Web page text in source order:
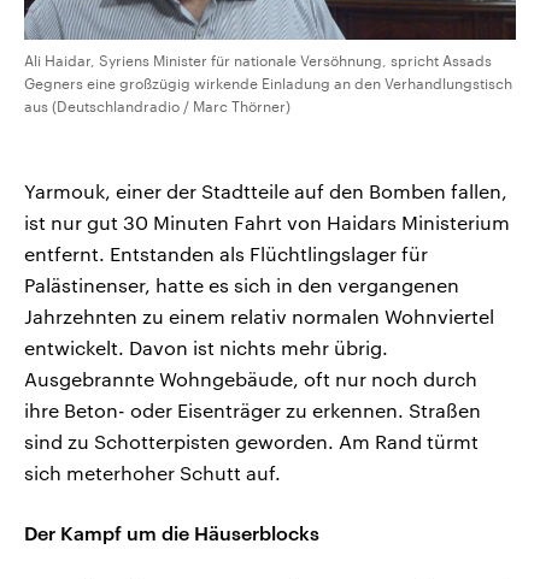
Ali Haidar, Syriens Minister für nationale Versöhnung, spricht Assads
Gegners eine großzügig wirkende Einladung an den Verhandlungstisch
aus (Deutschlandradio / Marc Thörner)
Yarmouk, einer der Stadtteile auf den Bomben fallen,
ist nur gut 30 Minuten Fahrt von Haidars Ministerium
entfernt. Entstanden als Flüchtlingslager für
Palästinenser, hatte es sich in den vergangenen
Jahrzehnten zu einem relativ normalen Wohnviertel
entwickelt. Davon ist nichts mehr übrig.
Ausgebrannte Wohngebäude, oft nur noch durch
ihre Beton- oder Eisenträger zu erkennen. Straßen
sind zu Schotterpisten geworden. Am Rand türmt
sich meterhoher Schutt auf.
Der Kampf um die Häuserblocks